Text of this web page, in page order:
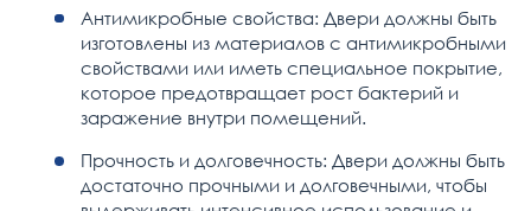
Антимикробные свойства: Двери должны быть
изготовлены из материалов с антимикробными
свойствами или иметь специальное покрытие,
которое предотвращает рост бактерий и
заражение внутри помещений.
Прочность и долговечность: Двери должны быть
достаточно прочными и долговечными, чтобы